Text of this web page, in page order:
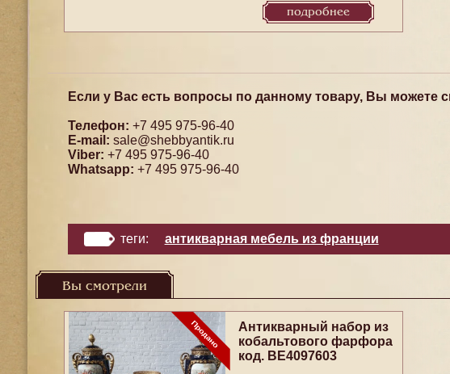
подробнее
Если у Вас есть вопросы по данному товару, Вы можете
Телефон: +7 495 975-96-40
E-mail: sale@shebbyantik.ru
Viber: +7 495 975-96-40
Whatsapp: +7 495 975-96-40
теги: антикварная мебель из франции
Вы смотрели
Антикварный набор из
кобальтового фарфора
код. BE4097603